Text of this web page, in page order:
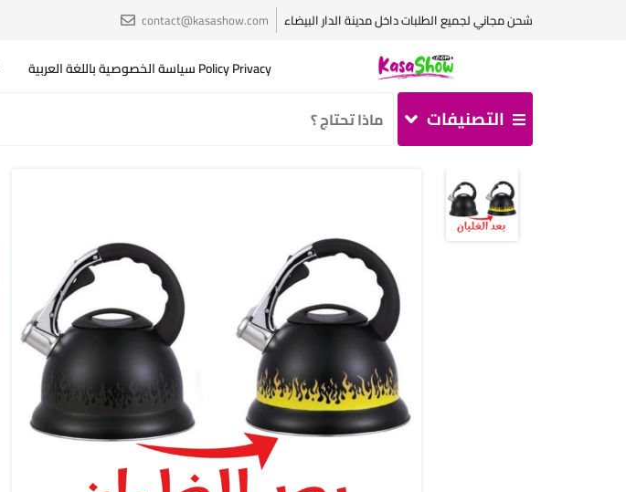
contact@kasashow.com شحن مجاني لجميع الطلبات داخل مدينة الدار البيضاء
Policy Privacy سياسة الخصوصية باللغة العربية
التصنيفات